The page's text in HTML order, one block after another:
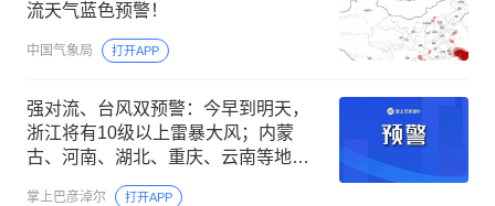
流天气蓝色预警！
中国气象局 打开APP
强对流、台风双预警：今早到明天，
浙江将有10级以上雷暴大风；内蒙
古、河南、湖北、重庆、云南等地有
掌上巴彦淖尔 打开APP